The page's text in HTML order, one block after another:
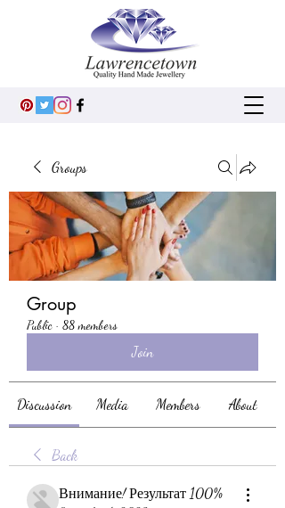
Groups
Group
Public · 88 members
Join
Discussion Media Members About
Back
Внимание! Результат 100%